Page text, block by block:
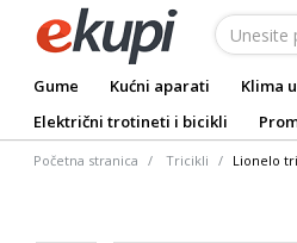
Gume Kućni aparati Klima
Električni trotineti i bicikli
Početna stranica Tricikli Lionelo